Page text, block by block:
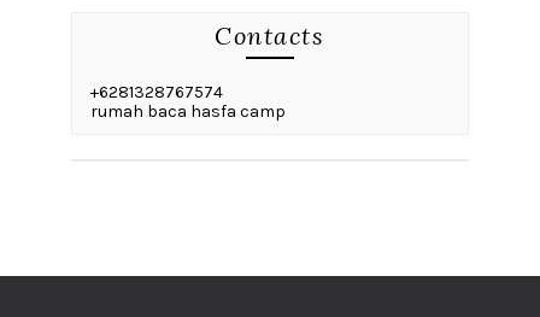
Contacts
+6281328767574
rumah baca hasfa camp